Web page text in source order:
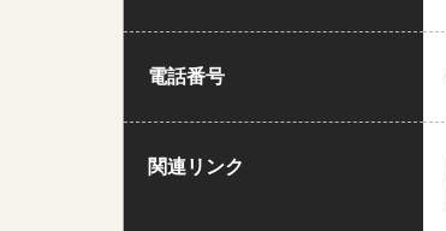
電話番号
関連リンク